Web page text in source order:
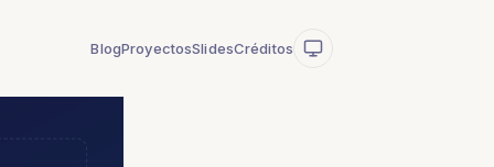
BlogProyectosSlidesCréditos